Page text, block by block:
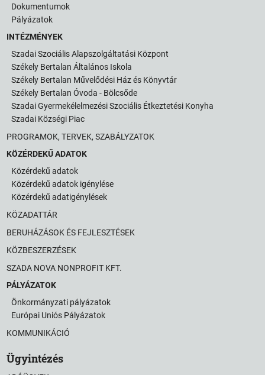
Dokumentumok
Pályázatok
INTÉZMÉNYEK
Szadai Szociális Alapszolgáltatási Központ
Székely Bertalan Általános Iskola
Székely Bertalan Művelődési Ház és Könyvtár
Székely Bertalan Óvoda - Bölcsőde
Szadai Gyermekélelmezési Szociális Étkeztetési Konyha
Szadai Községi Piac
PROGRAMOK, TERVEK, SZABÁLYZATOK
KÖZÉRDEKŰ ADATOK
Közérdekű adatok
Közérdekű adatok igénylése
Közérdekű adatigénylések
KÖZADATTÁR
BERUHÁZÁSOK ÉS FEJLESZTÉSEK
KÖZBESZERZÉSEK
SZADA NOVA NONPROFIT KFT.
PÁLYÁZATOK
Önkormányzati pályázatok
Európai Uniós Pályázatok
KOMMUNIKÁCIÓ
Ügyintézés